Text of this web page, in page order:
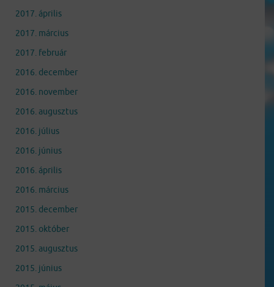
2017. április
2017. március
2017. február
2016. december
2016. november
2016. augusztus
2016. július
2016. június
2016. április
2016. március
2015. december
2015. október
2015. augusztus
2015. június